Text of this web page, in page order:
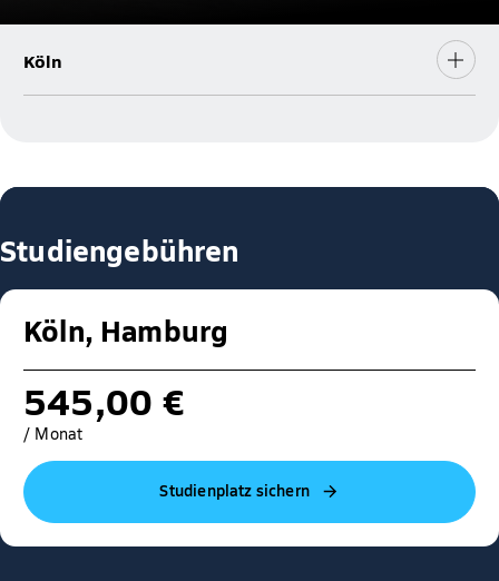
Köln
Studiengebühren
Köln, Hamburg
545,00 €
/ Monat
Studienplatz sichern